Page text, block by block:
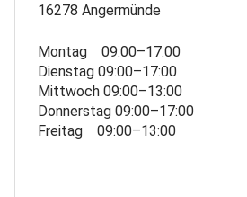
16278 Angermünde
Montag 09:00–17:00
Dienstag 09:00–17:00
Mittwoch 09:00–13:00
Donnerstag 09:00–17:00
Freitag 09:00–13:00